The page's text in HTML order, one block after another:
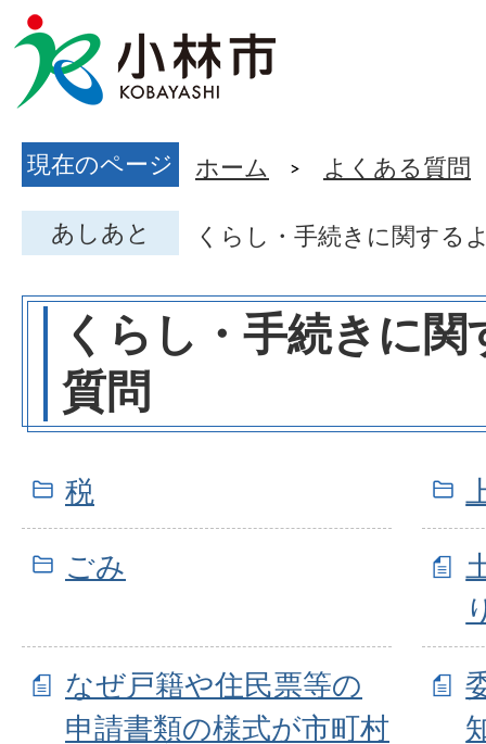
現在のページ ホーム よくある質問
あしあと くらし・手続きに関する
くらし・手続きに
質問
税
ごみ
なぜ戸籍や住民票等の
申請書類の様式が市町村